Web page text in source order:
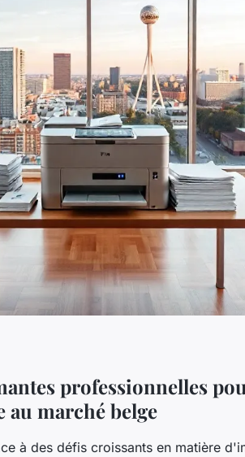
professionnelles
au marché belge
à des défis croissants en matière